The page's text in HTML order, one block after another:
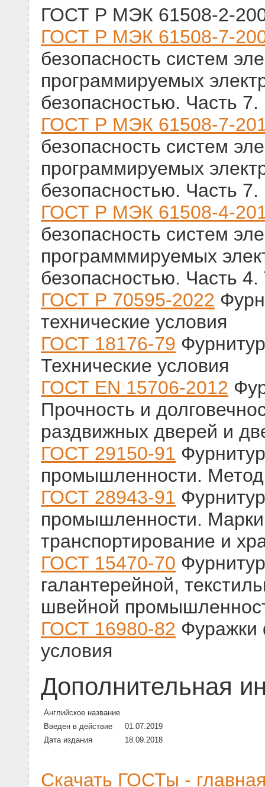
ГОСТ Р МЭК 61508-2-
ГОСТ Р МЭК 61508-7-
безопасность систем
программируемых
безопасностью. Часть
ГОСТ Р МЭК 61508-7-
безопасность систем
программируемых
безопасностью. Часть
ГОСТ Р МЭК 61508-4-
безопасность систем
программмируемых
безопасностью. Часть
ГОСТ Р 70595-2022
технические условия
ГОСТ 18176-79
Технические условия
ГОСТ EN 15706-2012
Прочность и
раздвижных дверей и
ГОСТ 29150-91
промышленности.
ГОСТ 28943-91
промышленности.
транспортирование и
ГОСТ 15470-70
галантерейной,
швейной
ГОСТ 16980-82 Фуражки
условия
Дополнительная
Английское название
Введен в действие
01.07.2019
Дата издания
18.09.2018
Скачать ГОСТы -